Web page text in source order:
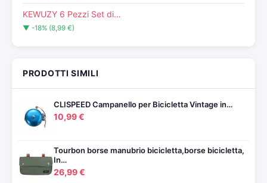
KEWUZY 6 Pezzi Set di…
▼ -18% (8,99 €)
PRODOTTI SIMILI
CLISPEED Campanello per Bicicletta Vintage in…
10,99 €
Tourbon borse manubrio bicicletta,borse bicicletta,
In…
26,99 €